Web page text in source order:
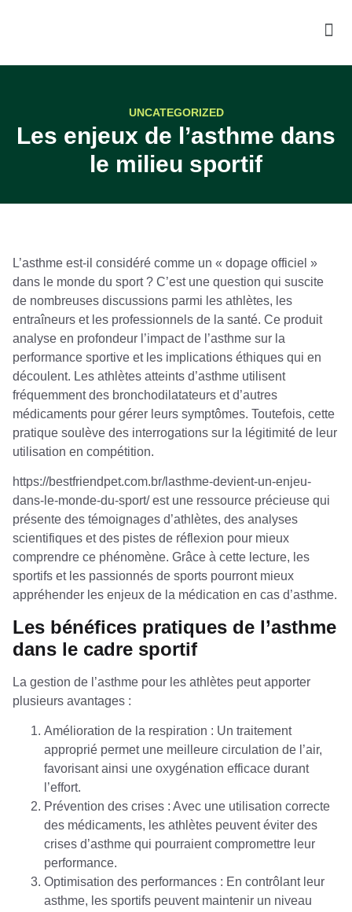
UNCATEGORIZED
Les enjeux de l’asthme dans
le milieu sportif
L’asthme est-il considéré comme un « dopage officiel »
dans le monde du sport ? C’est une question qui suscite
de nombreuses discussions parmi les athlètes, les
entraîneurs et les professionnels de la santé. Ce produit
analyse en profondeur l’impact de l’asthme sur la
performance sportive et les implications éthiques qui en
découlent. Les athlètes atteints d’asthme utilisent
fréquemment des bronchodilatateurs et d’autres
médicaments pour gérer leurs symptômes. Toutefois, cette
pratique soulève des interrogations sur la légitimité de leur
utilisation en compétition.
https://bestfriendpet.com.br/lasthme-devient-un-enjeu-
dans-le-monde-du-sport/est une ressource précieuse qui
présente des témoignages d’athlètes, des analyses
scientifiques et des pistes de réflexion pour mieux
comprendre ce phénomène. Grâce à cette lecture, les
sportifs et les passionnés de sports pourront mieux
appréhender les enjeux de la médication en cas d’asthme.
Les bénéfices pratiques de l’asthme
dans le cadre sportif
La gestion de l’asthme pour les athlètes peut apporter
plusieurs avantages :
Amélioration de la respiration : Un traitement
approprié permet une meilleure circulation de l’air,
favorisant ainsi une oxygénation efficace durant
l’effort.
Prévention des crises : Avec une utilisation correcte
des médicaments, les athlètes peuvent éviter des
crises d’asthme qui pourraient compromettre leur
performance.
Optimisation des performances : En contrôlant leur
asthme, les sportifs peuvent maintenir un niveau